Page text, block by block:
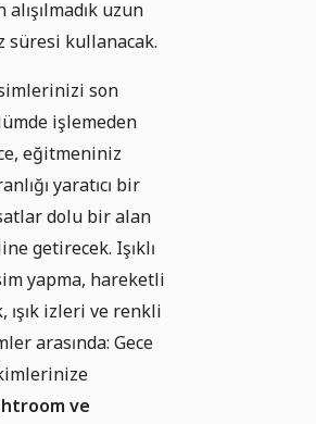
alışılmadık uzun
süresi kullanacak.
son
işlemeden
eğitmeniniz
yaratıcı bir
dolu bir alan
getirecek. Işıklı
yapma, hareketli
ışık izleri ve renkli
arasında: Gece
ve